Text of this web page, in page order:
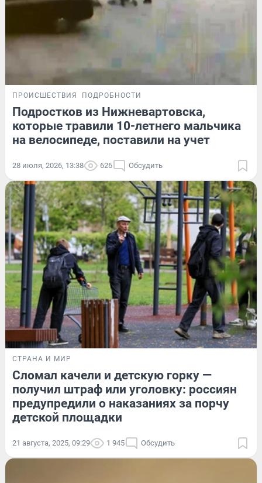
ПРОИСШЕСТВИЯ ПОДРОБНОСТИ
Подростков из Нижневартовска,
которые травили 10-летнего мальчика
на велосипеде, поставили на учет
28 июля, 2026, 13:38 626 Обсудить
СТРАНА И МИР
Сломал качели и детскую горку —
получил штраф или уголовку: россиян
предупредили о наказаниях за порчу
детской площадки
21 августа, 2025, 09:29 1 945 Обсудить